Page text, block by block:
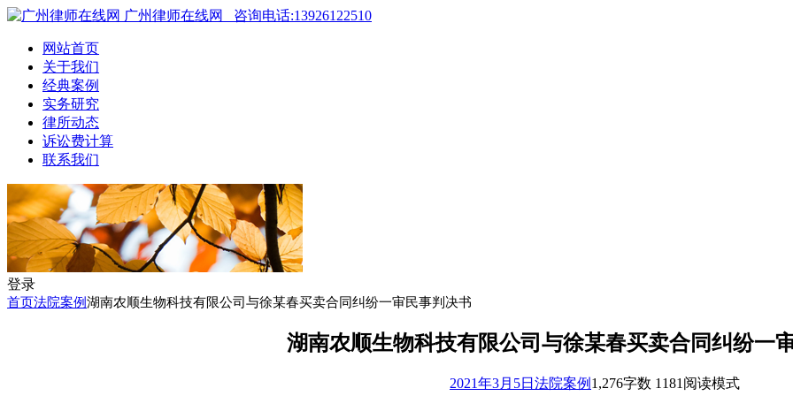
广州律师在线网 咨询电话:13926122510
网站首页
关于我们
经典案例
实务研究
律所动态
诉讼费计算
联系我们
登录
首页法院案例湖南农顺生物科技有限公司与徐某春买卖合同纠纷一审民事判决书
湖南农顺生物科技有限公司与徐某春买卖合同纠纷一
2021年3月5日 法院案例 1,276字数 1181 阅读模式